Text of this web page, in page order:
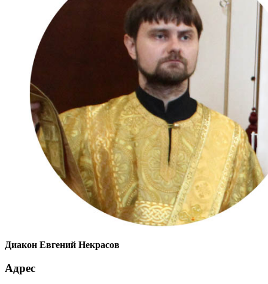
Диакон Евгений Некрасов
Адрес